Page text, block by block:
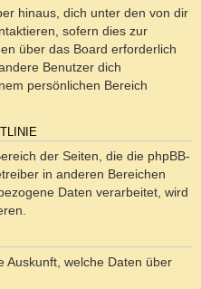
hinaus, dich unter den von dir
sofern dies zur
über das Board erforderlich
Benutzer dich
persönlichen Bereich
der Seiten, die die phpBB-
in anderen Bereichen
Daten verarbeitet, wird
Auskunft, welche Daten über